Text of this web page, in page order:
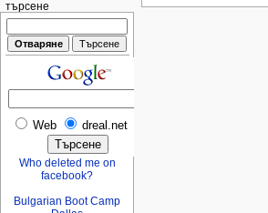
търсене
Web dreal.net
Who deleted me on
facebook?
Bulgarian Boot Camp